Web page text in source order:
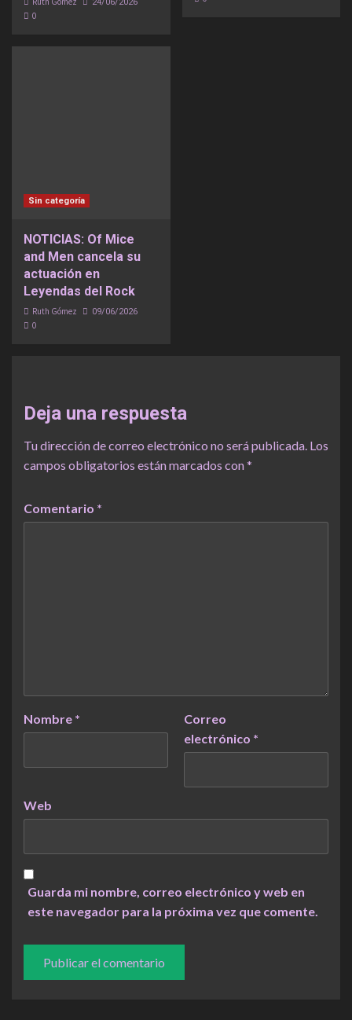
0
Sin categoría
NOTICIAS: Of Mice
and Men cancela su
actuación en
Leyendas del Rock
Ruth Gómez 09/06/2026
0
Deja una respuesta
Tu dirección de correo electrónico no será publicada. Los
campos obligatorios están marcados con*
Comentario *
Nombre *
Correo
electrónico *
Web
Guarda mi nombre, correo electrónico y web en
este navegador para la próxima vez que comente.